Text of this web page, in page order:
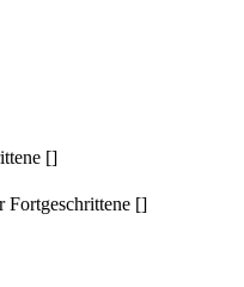
[]
Fortgeschrittene []